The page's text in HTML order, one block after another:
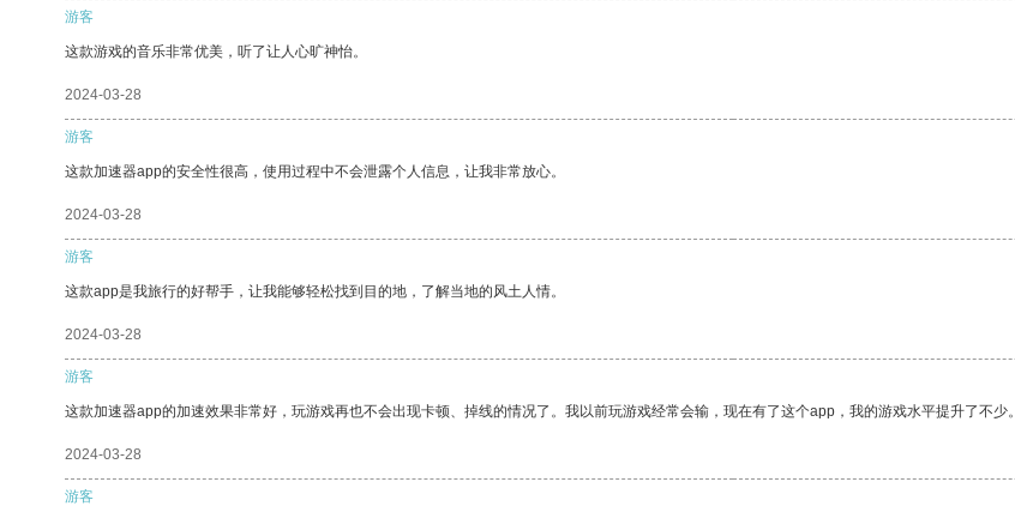
游客
这款游戏的音乐非常优美，听了让人心旷神怡。
2024-03-28
游客
这款加速器app的安全性很高，使用过程中不会泄露个人信息，让我非常放心。
2024-03-28
游客
这款app是我旅行的好帮手，让我能够轻松找到目的地，了解当地的风土人情。
2024-03-28
游客
这款加速器app的加速效果非常好，玩游戏再也不会出现卡顿、掉线的情况了。我以前玩游戏经常会输，现在有了这个app，我的游戏水平提升了不少。
2024-03-28
游客